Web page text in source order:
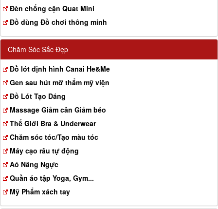
Đèn chống cận Quat Mini
Đồ dùng Đồ chơi thông minh
Chăm Sóc Sắc Đẹp
Đồ lót định hình Canai He&Me
Gen sau hút mỡ thẩm mỹ viện
Đồ Lót Tạo Dáng
Massage Giảm cân Giảm béo
Thế Giới Bra & Underwear
Chăm sóc tóc/Tạo màu tóc
Máy cạo râu tự động
Aó Nâng Ngực
Quần áo tập Yoga, Gym...
Mỹ Phẩm xách tay